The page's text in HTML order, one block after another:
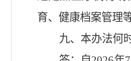
育、健康档案管理
九、本办法何